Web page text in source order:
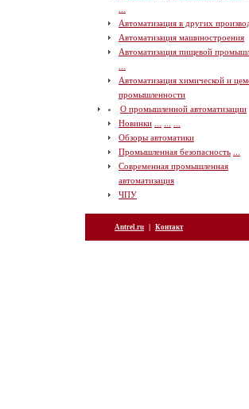
Автоматизация в других
Автоматизация машиностроения
Автоматизация пищевой
Автоматизация химической и
промышленности
О промышленной автоматизации
Новинки
Обзоры автоматики
Промышленная безопасность
Современная промышленная
автоматизация
ЧПУ
Antrel.ru | Контакт